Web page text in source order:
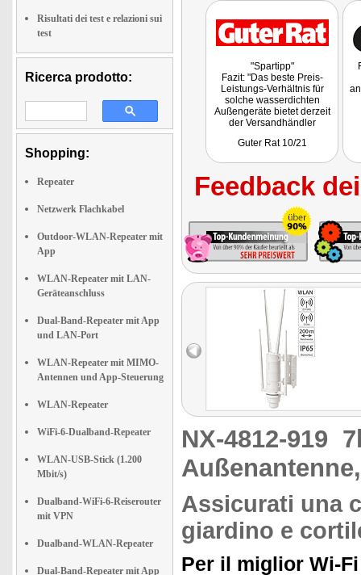
Risultati dei test e relazioni sui
test
Ricerca prodotto:
Shopping:
Repeater
Netzwerk Flachkabel
Outdoor-WLAN-Repeater mit
App
WLAN-Repeater mit LAN-
Geräteanschluss
Dual-Band-Repeater mit App
und LAN-Port
WLAN-Repeater mit MIMO-
Antennen und App-Steuerung
WLAN-Repeater
WiFi-6-Dualband-Repeater
WLAN-USB-Stick (1.200
Mbit/s)
Dualband-WiFi-6-Reiserouter
mit VPN
Dualband-WLAN-Repeater
Dual-Band-Repeater mit App
"Spartipp"
Fazit: "Das beste Preis-
Leistungs-Verhältnis für
solche wasserdichten
Außengeräte bietet derzeit
der Versandhändler
Guter Rat 10/21
Feedback
NX-4812-919
Assicurati una
giardino e
Per il miglior Wi-